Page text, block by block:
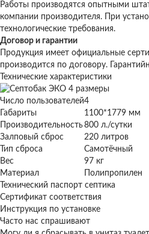
Работы производятся опытными
компании производителя. При
технологические требования.
Договор и гарантии
Продукция имеет официальные
производится по договору.
Технические характеристики
Число пользователей4
Габариты
1100*1779 мм
Производительность800 л./сутки
Залповый сброс
220 литров
Тип сброса
Самотёчный
Вес
97 кг
Материал
Полипропилен
Технический паспорт септика
Сертификат соответствия
Инструкция по установке
Часто нас спрашивают